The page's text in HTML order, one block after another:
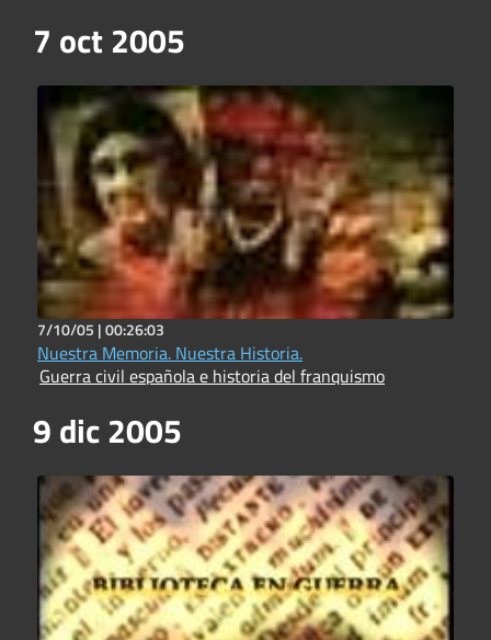
7 oct 2005
7/10/05 |00:26:03
Nuestra Memoria. Nuestra Historia.
Guerra civil española e historia del franquismo
9 dic 2005